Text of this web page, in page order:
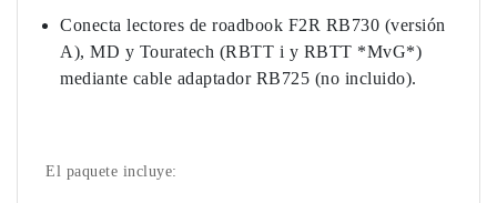
Conecta lectores de roadbook F2R RB730 (versión
A), MD y Touratech (RBTT i y RBTT *MvG*)
mediante cable adaptador RB725 (no incluido).
El paquete incluye: